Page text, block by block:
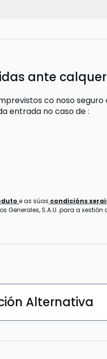
ante
co noso
entrada no caso de:
e as súas condicións
Generales, S.A.U. para a xestión
Alternativa